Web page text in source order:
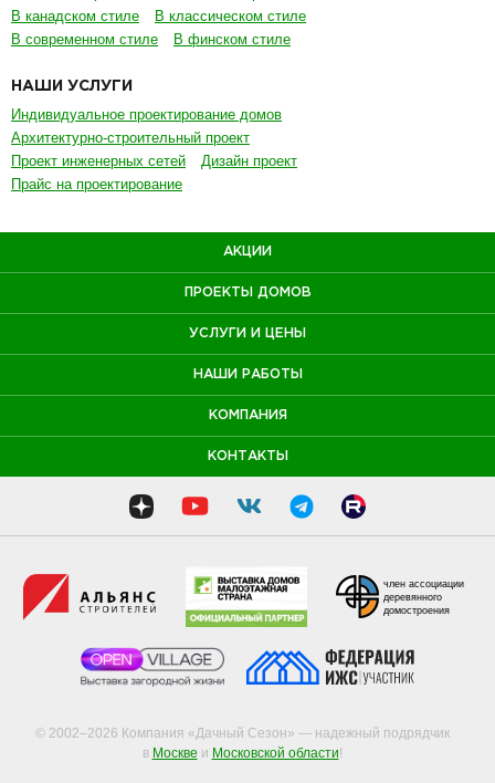
В канадском стиле
В классическом стиле
В современном стиле
В финском стиле
НАШИ УСЛУГИ
Индивидуальное проектирование домов
Архитектурно-строительный проект
Проект инженерных сетей
Дизайн проект
Прайс на проектирование
АКЦИИ
ПРОЕКТЫ ДОМОВ
УСЛУГИ И ЦЕНЫ
НАШИ РАБОТЫ
КОМПАНИЯ
КОНТАКТЫ
© 2002–2026 Компания «Дачный Сезон» — надежный подрядчик
в Москве и Московской области!
член ассоциации
деревянного
домостроения